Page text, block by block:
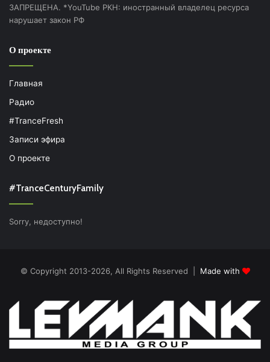
ЗАПРЕЩЕНА. *YouTube РКН: иностранный владелец ресурса
нарушает закон РФ
О проекте
Главная
Радио
#TranceFresh
Записи эфира
О проекте
#TranceCenturyFamily
Sorry, недоступно!
© Copyright 2013-2026, All Rights Reserved | Made with